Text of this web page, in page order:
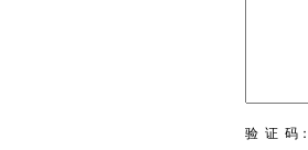
验 证 码：